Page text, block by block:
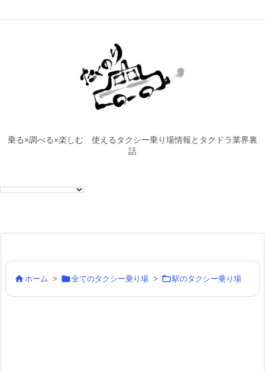
乗る×調べる×楽しむ 使えるタクシー乗り場情報とタクドラ業界裏
話
 ホーム > 全てのタクシー乗り場 > 駅のタクシー乗り場